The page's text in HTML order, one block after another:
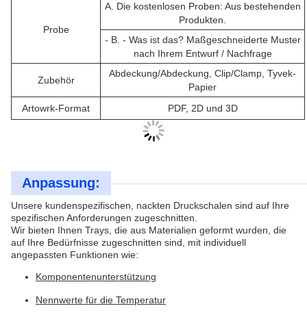
Probe
A. Die kostenlosen Proben: Aus bestehenden
Produkten.
- B. - Was ist das? Maßgeschneiderte Muster
nach Ihrem Entwurf / Nachfrage
Zubehör
Abdeckung/Abdeckung, Clip/Clamp, Tyvek-
Papier
Artowrk-Format
PDF, 2D und 3D
Anpassung:
Unsere kundenspezifischen, nackten Druckschalen sind auf Ihre
spezifischen Anforderungen zugeschnitten.
Wir bieten Ihnen Trays, die aus Materialien geformt wurden, die
auf Ihre Bedürfnisse zugeschnitten sind, mit individuell
angepassten Funktionen wie:
Komponentenunterstützung
Nennwerte für die Temperatur